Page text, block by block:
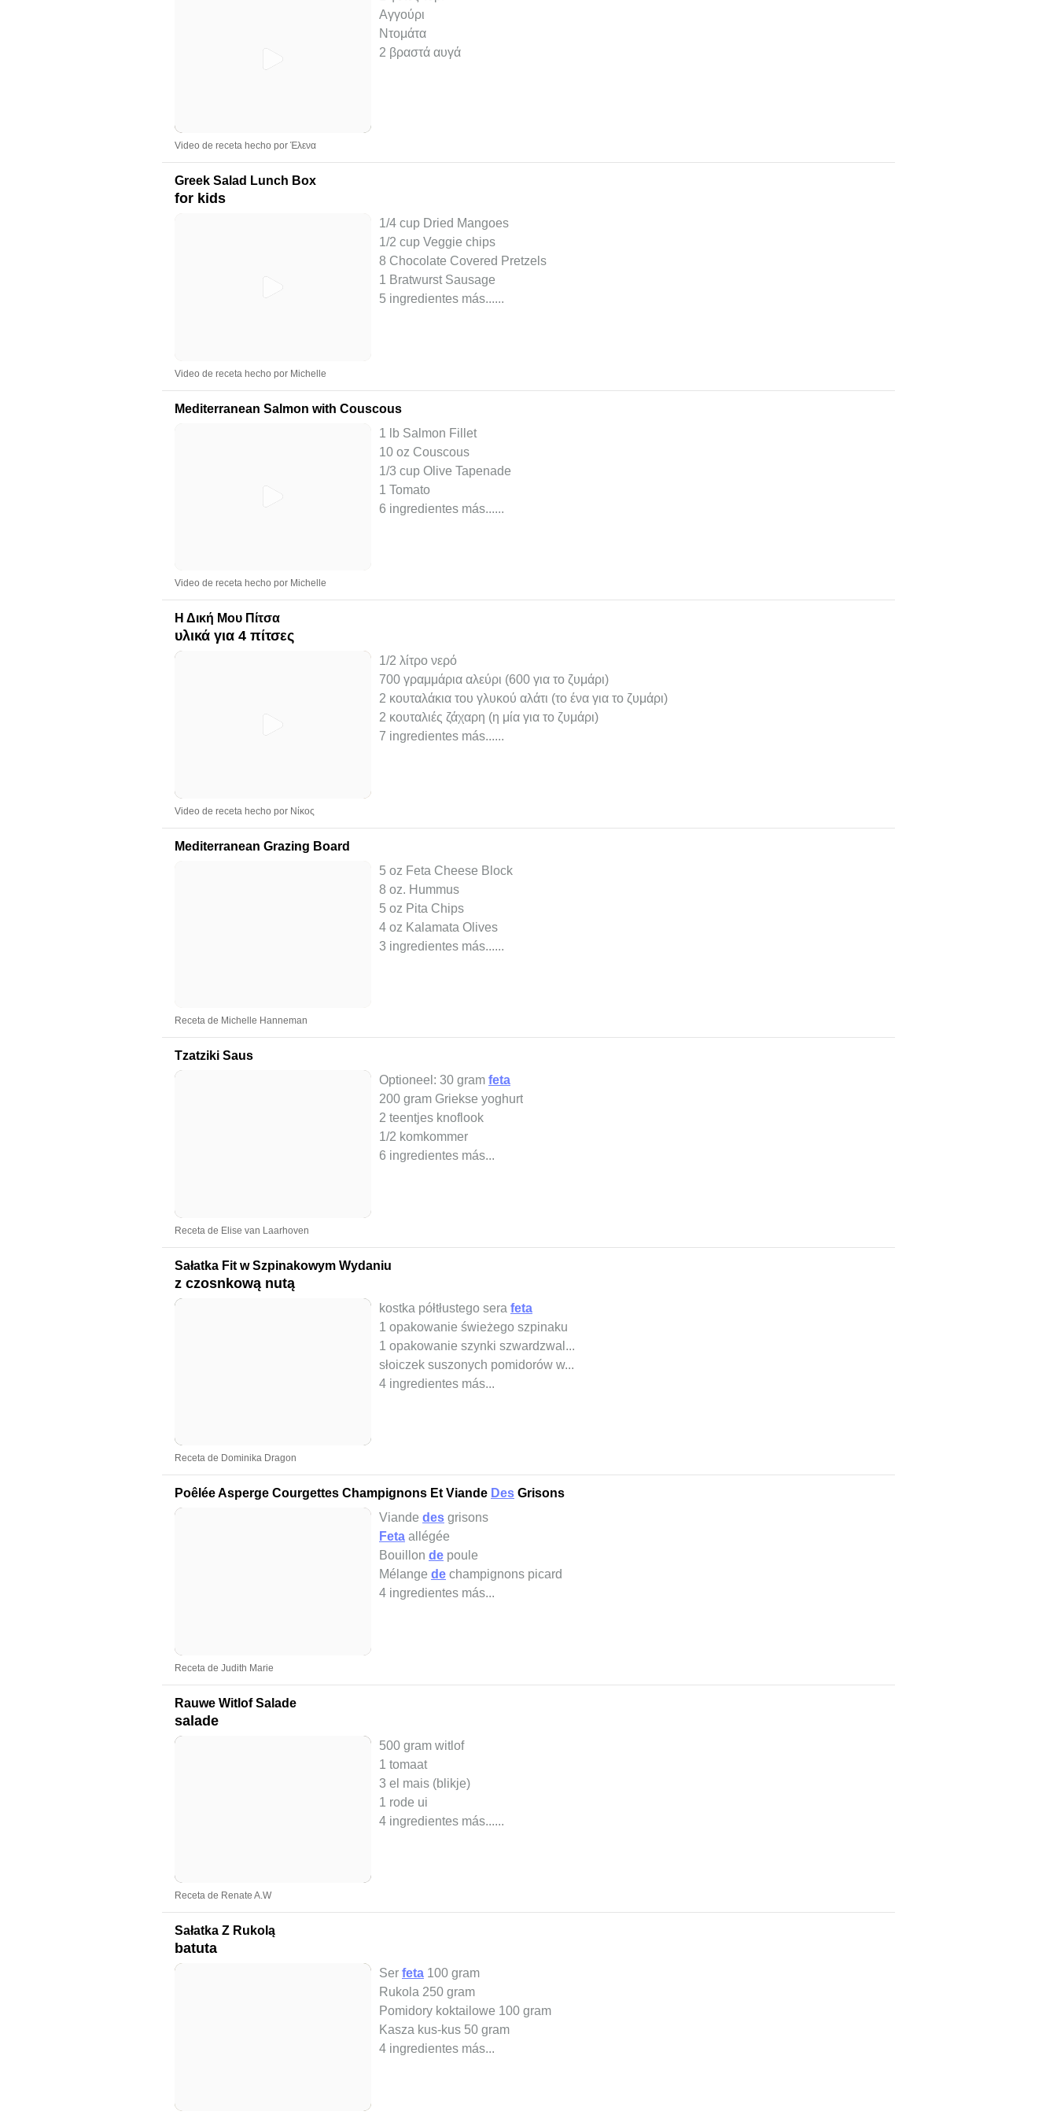
Αγγούρι
Ντομάτα
2 βραστά αυγά
Video de receta hecho por Έλενα
Greek Salad Lunch Box
for kids
1/4 cup Dried Mangoes
1/2 cup Veggie chips
8 Chocolate Covered Pretzels
1 Bratwurst Sausage
5 ingredientes más......
Video de receta hecho por Michelle
Mediterranean Salmon with Couscous
1 lb Salmon Fillet
10 oz Couscous
1/3 cup Olive Tapenade
1 Tomato
6 ingredientes más...
Video de receta hecho por Michelle
Η Δική Μου Πίτσα
υλικά για 4 πίτσες
1/2 λίτρο νερό
700 γραμμάρια αλεύρι (600 για το ζυμάρι)
2 κουταλάκια του γλυκού αλάτι (το ένα για το ζυμάρι)
2 κουταλιές ζάχαρη (η μία για το ζυμάρι)
7 ingredientes más......
Video de receta hecho por Νίκος
Mediterranean Grazing Board
5 oz Feta Cheese Block
8 oz. Hummus
5 oz Pita Chips
4 oz Kalamata Olives
3 ingredientes más...
Receta de Michelle Hanneman
Tzatziki Saus
Optioneel: 30 gram feta
200 gram Griekse yoghurt
2 teentjes knoflook
1/2 komkommer
6 ingredientes más...
Receta de Elise van Laarhoven
Sałatka Fit w Szpinakowym Wydaniu
z czosnkową nutą
kostka półtłustego sera feta
1 opakowanie świeżego szpinaku
1 opakowanie szynki szwardzwal...
słoiczek suszonych pomidorów w...
4 ingredientes más...
Receta de Dominika Dragon
Poêlée Asperge Courgettes Champignons Et Viande Des Grisons
Viande des grisons
Feta allégée
Bouillon de poule
Mélange de champignons picard
4 ingredientes más...
Receta de Judith Marie
Rauwe Witlof Salade
salade
500 gram witlof
1 tomaat
3 el mais (blikje)
1 rode ui
4 ingredientes más...
Receta de Renate A.W
Sałatka Z Rukolą
batuta
Ser feta 100 gram
Rukola 250 gram
Pomidory koktailowe 100 gram
Kasza kus-kus 50 gram
4 ingredientes más...